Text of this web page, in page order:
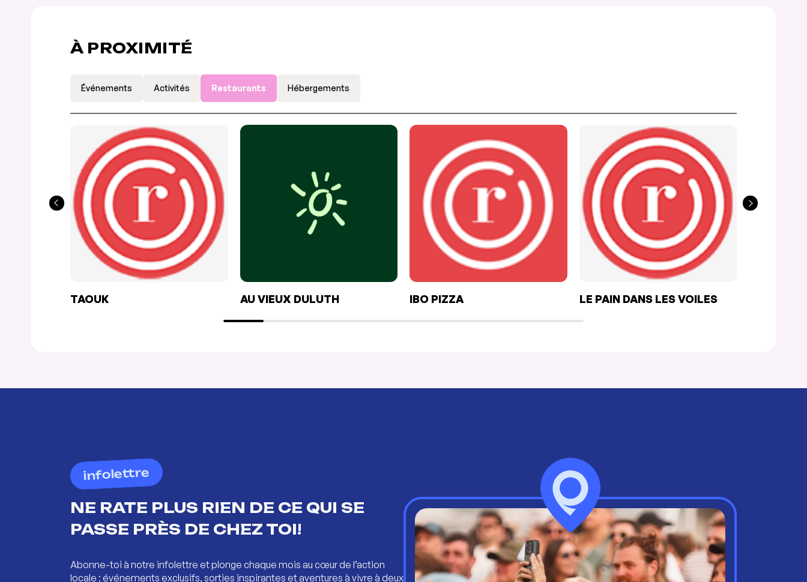
À PROXIMITÉ
Événements Activités Restaurants Hébergements
TAOUK AU VIEUX DULUTH IBO PIZZA LE PAIN DANS LES VOILES
infolettre
NE RATE PLUS RIEN DE CE QUI SE
PASSE PRÈS DE CHEZ TOI!
Abonne-toi à notre infolettre et plonge chaque mois au cœur de l’action
locale : événements exclusifs, sorties inspirantes et aventures à vivre à deux